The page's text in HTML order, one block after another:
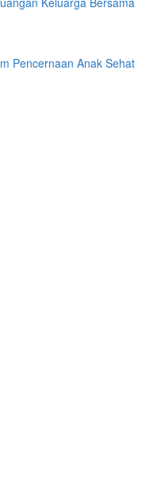
Pencernaan Anak Sehat